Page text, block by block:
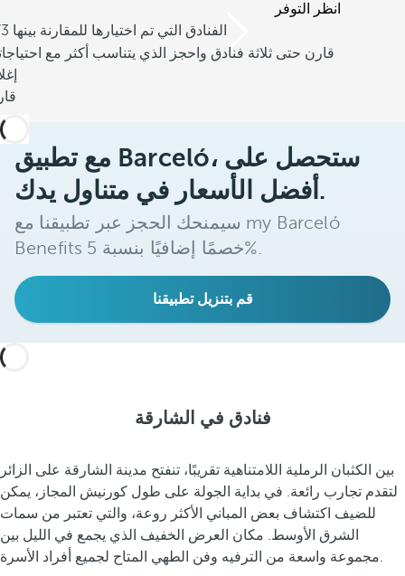
انظر التوفر
/3 الفنادق التي تم اختيارها للمقارنة بينها
قارن حتى ثلاثة فنادق واحجز الذي يتناسب أكثر مع
مع تطبيق Barceló، ستحصل على
أفضل الأسعار في متناول يدك.
سيمنحك الحجز عبر تطبيقنا مع my Barceló
Benefits خصمًا إضافيًا بنسبة 5%.
قم بتنزيل تطبيقنا
فنادق في الشارقة
بين الكثبان الرملية اللامتناهية تقريبًا، تنفتح مدينة الشارقة على الزائر
لتقدم تجارب رائعة. في بداية الجولة على طول كورنيش المجاز، يمكن
للضيف اكتشاف بعض المباني الأكثر روعة، والتي تعتبر من سمات
الشرق الأوسط. مكان العرض الخفيف الذي يجمع في الليل بين
مجموعة واسعة من الترفيه وفن الطهي المتاح لجميع أفراد الأسرة.